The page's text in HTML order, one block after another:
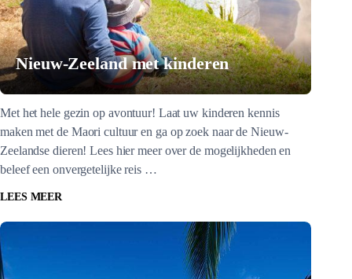
Nieuw-Zeeland met kinderen
Met het hele gezin op avontuur! Laat uw kinderen kennis
maken met de Maori cultuur en ga op zoek naar de Nieuw-
Zeelandse dieren! Lees hier meer over de mogelijkheden en
beleef een onvergetelijke reis …
LEES MEER